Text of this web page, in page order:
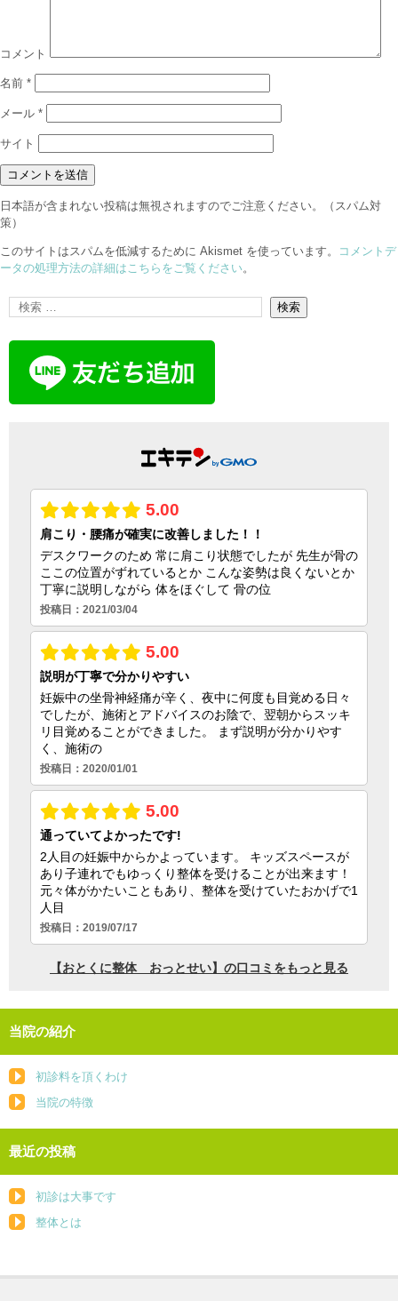
コメント
名前 *
メール *
サイト
日本語が含まれない投稿は無視されますのでご注意ください。（スパム対
策）
このサイトはスパムを低減するために Akismet を使っています。
コメントデ
ータの処理方法の詳細はこちらをご覧ください。
当院の紹介
初診料を頂くわけ
当院の特徴
最近の投稿
初診は大事です
整体とは